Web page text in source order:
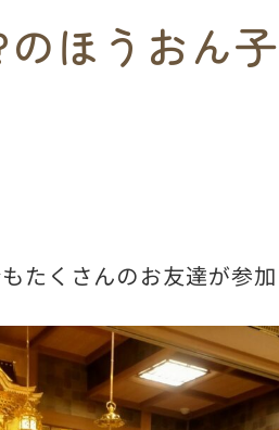
ほうおん
たくさんのお友達が参